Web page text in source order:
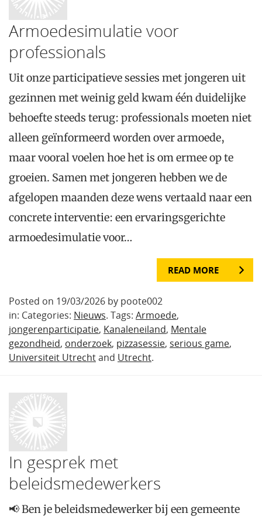
Armoedesimulatie voor
professionals
Uit onze participatieve sessies met jongeren uit
gezinnen met weinig geld kwam één duidelijke
behoefte steeds terug: professionals moeten niet
alleen geïnformeerd worden over armoede,
maar vooral voelen hoe het is om ermee op te
groeien. Samen met jongeren hebben we de
afgelopen maanden deze wens vertaald naar een
concrete interventie: een ervaringsgerichte
armoedesimulatie voor…
READ MORE
Posted on 19/03/2026 by poote002
in: Categories: Nieuws. Tags: Armoede,
jongerenparticipatie, Kanaleneiland, Mentale
gezondheid, onderzoek, pizzasessie, serious game,
Universiteit Utrechtand Utrecht.
In gesprek met
beleidsmedewerkers
📢 Ben je beleidsmedewerker bij een gemeente